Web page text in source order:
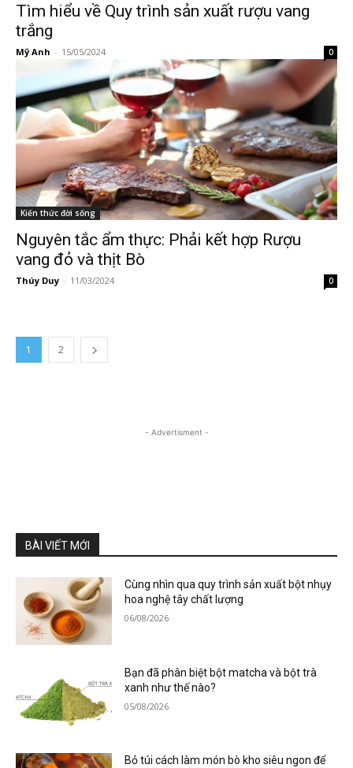
Tìm hiểu về Quy trình sản xuất rượu vang
trắng
Mỹ Anh - 15/05/2024 0
Kiến thức đời sống
Nguyên tắc ẩm thực: Phải kết hợp Rượu
vang đỏ và thịt Bò
Thúy Duy - 11/03/2024 0
1 2
- Advertisment -
BÀI VIẾT MỚI
Cùng nhìn qua quy trình sản xuất bột nhụy
hoa nghệ tây chất lượng
06/08/2026
Bạn đã phân biệt bột matcha và bột trà
xanh như thế nào?
05/08/2026
Bỏ túi cách làm món bò kho siêu ngon để